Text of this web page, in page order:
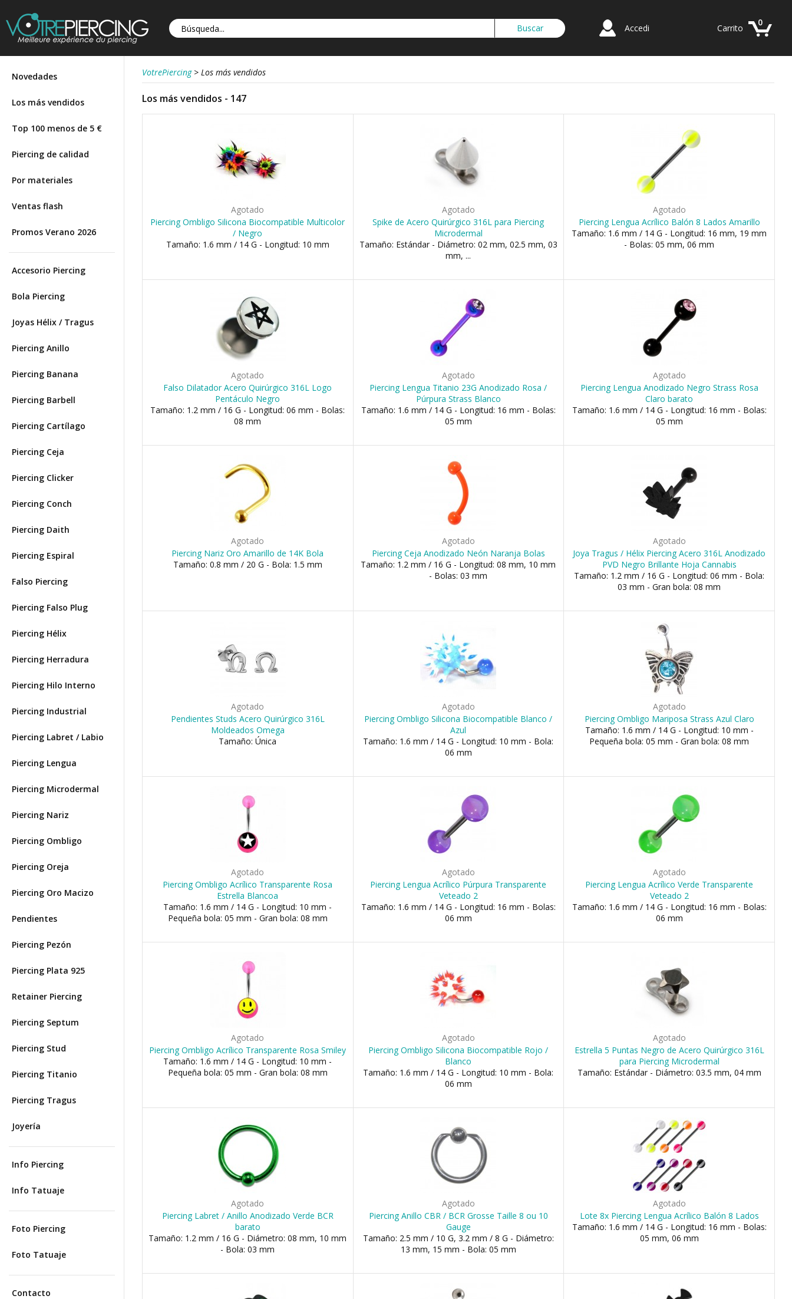
Accedi
0
Carrito
Novedades
Los más vendidos
Top 100 menos de 5 €
Piercing de calidad
Por materiales
Ventas flash
Promos Verano 2026
Accesorio Piercing
Bola Piercing
Joyas Hélix / Tragus
Piercing Anillo
Piercing Banana
Piercing Barbell
Piercing Cartílago
Piercing Ceja
Piercing Clicker
Piercing Conch
Piercing Daith
Piercing Espiral
Falso Piercing
Piercing Falso Plug
Piercing Hélix
Piercing Herradura
Piercing Hilo Interno
Piercing Industrial
Piercing Labret / Labio
Piercing Lengua
Piercing Microdermal
Piercing Nariz
Piercing Ombligo
Piercing Oreja
Piercing Oro Macizo
Pendientes
Piercing Pezón
Piercing Plata 925
Retainer Piercing
Piercing Septum
Piercing Stud
Piercing Titanio
Piercing Tragus
Joyería
Info Piercing
Info Tatuaje
Foto Piercing
Foto Tatuaje
Contacto
VotrePiercing > Los más vendidos
Los más vendidos - 147
Agotado
Piercing Ombligo Silicona Biocompatible Multicolor
/ Negro
Tamaño: 1.6 mm / 14 G - Longitud: 10 mm
Agotado
Spike de Acero Quirúrgico 316L para Piercing
Microdermal
Tamaño: Estándar - Diámetro: 02 mm, 02.5 mm, 03
mm, ...
Agotado
Piercing Lengua Acrílico Balón 8 Lados Amarillo
Tamaño: 1.6 mm / 14 G - Longitud: 16 mm, 19 mm
- Bolas: 05 mm, 06 mm
Agotado
Falso Dilatador Acero Quirúrgico 316L Logo
Pentáculo Negro
Tamaño: 1.2 mm / 16 G - Longitud: 06 mm - Bolas:
08 mm
Agotado
Piercing Lengua Titanio 23G Anodizado Rosa /
Púrpura Strass Blanco
Tamaño: 1.6 mm / 14 G - Longitud: 16 mm - Bolas:
05 mm
Agotado
Piercing Lengua Anodizado Negro Strass Rosa
Claro barato
Tamaño: 1.6 mm / 14 G - Longitud: 16 mm - Bolas:
05 mm
Agotado
Piercing Nariz Oro Amarillo de 14K Bola
Tamaño: 0.8 mm / 20 G - Bola: 1.5 mm
Agotado
Piercing Ceja Anodizado Neón Naranja Bolas
Tamaño: 1.2 mm / 16 G - Longitud: 08 mm, 10 mm
- Bolas: 03 mm
Agotado
Joya Tragus / Hélix Piercing Acero 316L Anodizado
PVD Negro Brillante Hoja Cannabis
Tamaño: 1.2 mm / 16 G - Longitud: 06 mm - Bola:
03 mm - Gran bola: 08 mm
Agotado
Pendientes Studs Acero Quirúrgico 316L
Moldeados Omega
Tamaño: Única
Agotado
Piercing Ombligo Silicona Biocompatible Blanco /
Azul
Tamaño: 1.6 mm / 14 G - Longitud: 10 mm - Bola:
06 mm
Agotado
Piercing Ombligo Mariposa Strass Azul Claro
Tamaño: 1.6 mm / 14 G - Longitud: 10 mm -
Pequeña bola: 05 mm - Gran bola: 08 mm
Agotado
Piercing Ombligo Acrílico Transparente Rosa
Estrella Blancoa
Tamaño: 1.6 mm / 14 G - Longitud: 10 mm -
Pequeña bola: 05 mm - Gran bola: 08 mm
Agotado
Piercing Lengua Acrílico Púrpura Transparente
Veteado 2
Tamaño: 1.6 mm / 14 G - Longitud: 16 mm - Bolas:
06 mm
Agotado
Piercing Lengua Acrílico Verde Transparente
Veteado 2
Tamaño: 1.6 mm / 14 G - Longitud: 16 mm - Bolas:
06 mm
Agotado
Piercing Ombligo Acrílico Transparente Rosa Smiley
Tamaño: 1.6 mm / 14 G - Longitud: 10 mm -
Pequeña bola: 05 mm - Gran bola: 08 mm
Agotado
Piercing Ombligo Silicona Biocompatible Rojo /
Blanco
Tamaño: 1.6 mm / 14 G - Longitud: 10 mm - Bola:
06 mm
Agotado
Estrella 5 Puntas Negro de Acero Quirúrgico 316L
para Piercing Microdermal
Tamaño: Estándar - Diámetro: 03.5 mm, 04 mm
Agotado
Piercing Labret / Anillo Anodizado Verde BCR
barato
Tamaño: 1.2 mm / 16 G - Diámetro: 08 mm, 10 mm
- Bola: 03 mm
Agotado
Piercing Anillo CBR / BCR Grosse Taille 8 ou 10
Gauge
Tamaño: 2.5 mm / 10 G, 3.2 mm / 8 G - Diámetro:
13 mm, 15 mm - Bola: 05 mm
Agotado
Lote 8x Piercing Lengua Acrílico Balón 8 Lados
Tamaño: 1.6 mm / 14 G - Longitud: 16 mm - Bolas:
05 mm, 06 mm